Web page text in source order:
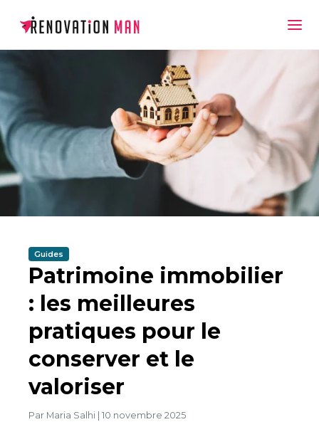
Guides
Patrimoine immobilier
: les meilleures
pratiques pour le
conserver et le
valoriser
Par Maria Salhi 10 novembre 2025